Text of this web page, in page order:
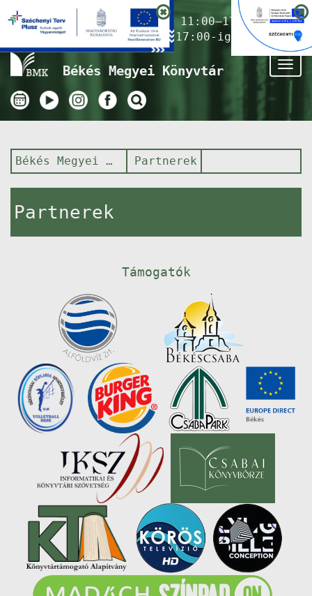
Nyitvatartás ma:11:00–17:00
(Gyermekkönyvtár 17:00-ig)
Békés Megyei Könyvtár
Békés Megyei Könyvtár Partnerek
Partnerek
Támogatók